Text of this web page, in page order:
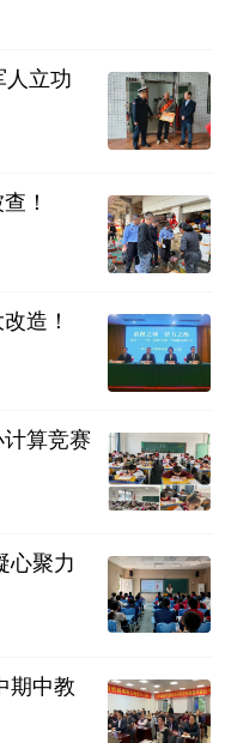
人立功
！
造！
算竞赛
心聚力
期中教